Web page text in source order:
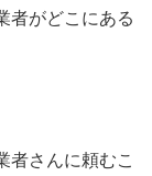
者がどこにある
者さんに頼むこ